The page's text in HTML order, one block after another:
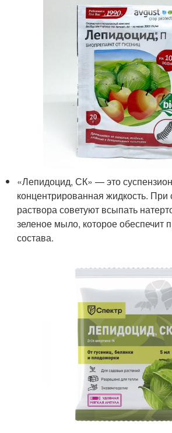
«Лепидоцид, СК» — это
концентрированная жидкость. При
раствора советуют всыпать
зеленое мыло, которое обеспечит
состава.